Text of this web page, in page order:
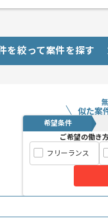
を絞って案件を探す
似た案
希望条件
ご希望の働き
フリーランス